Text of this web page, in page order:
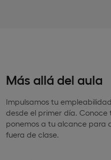
Más allá del aula
Impulsamos tu
desde el primer día. Conoce
ponemos a tu alcance para
fuera de clase.